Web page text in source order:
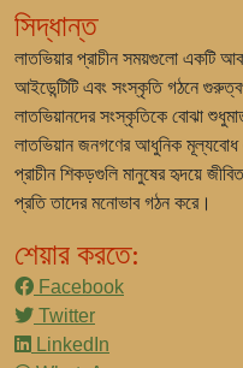
সিদ্ধান্ত
লাতভিয়ার প্রাচীন সময়গুলো একটি
আইডেন্টিটি এবং সংস্কৃতি গঠনে
লাতভিয়ানদের সংস্কৃতিকে বোঝা
লাতভিয়ান জনগণের আধুনিক
প্রাচীন শিকড়গুলি মানুষের হৃদয়ে
প্রতি তাদের মনোভাব গঠন করে।
শেয়ার করতে:
Facebook
Twitter
LinkedIn